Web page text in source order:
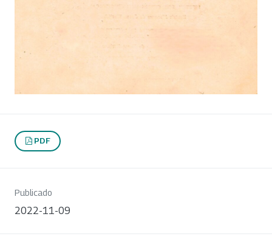
PDF
Publicado
2022-11-09